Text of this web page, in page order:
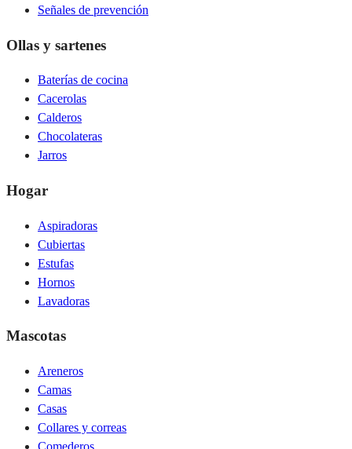
Señales de prevención
Ollas y sartenes
Baterías de cocina
Cacerolas
Calderos
Chocolateras
Jarros
Hogar
Aspiradoras
Cubiertas
Estufas
Hornos
Lavadoras
Mascotas
Areneros
Camas
Casas
Collares y correas
Comederos